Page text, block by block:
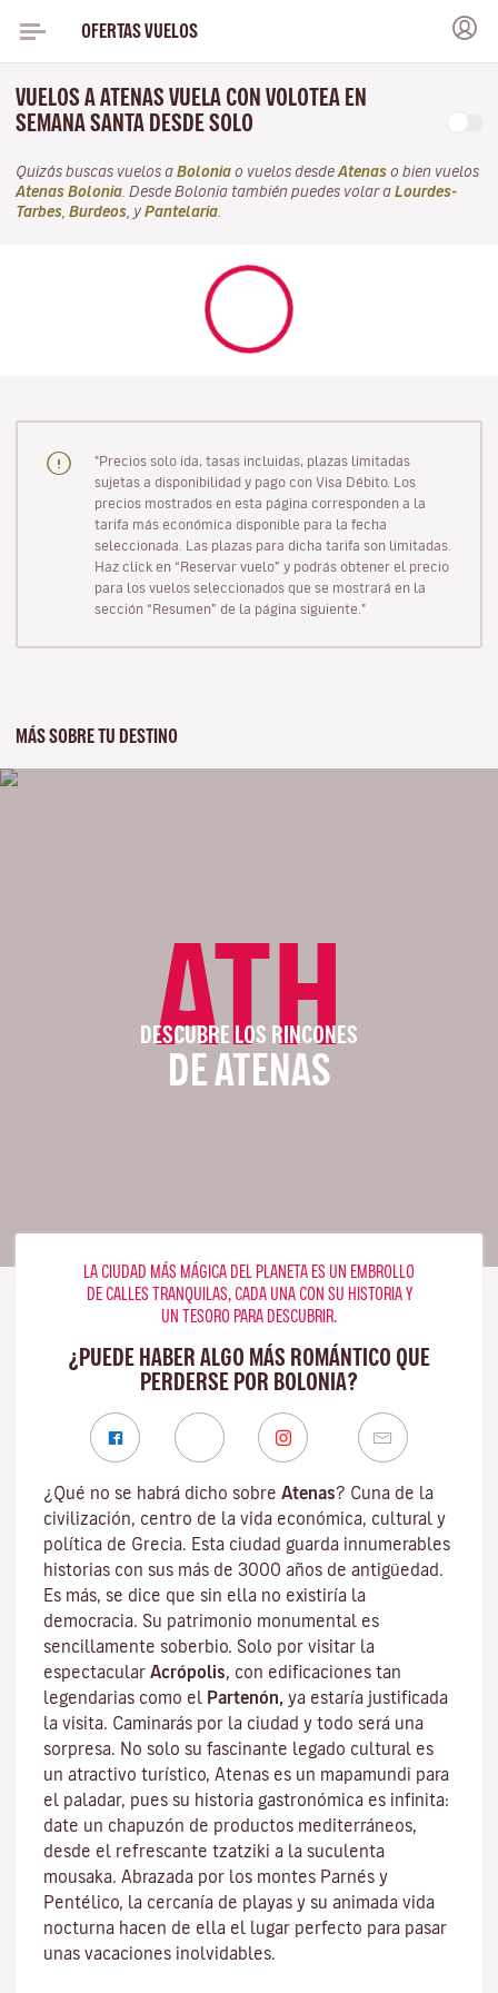
OFERTAS VUELOS
VUELOS A ATENAS VUELA CON VOLOTEA EN
SEMANA SANTA DESDE SOLO
Quizás buscas vuelos a Bolonia o vuelos desde Atenas o bien vuelos
Atenas Bolonia . Desde Bolonia también puedes volar a Lourdes-
Tarbes Burdeos , y Pantelaria
"Precios solo ida, tasas incluidas, plazas limitadas
sujetas a disponibilidad y pago con Visa Débito. Los
precios mostrados en esta página corresponden a la
tarifa más económica disponible para la fecha
seleccionada. Las plazas para dicha tarifa son limitadas.
Haz click en “Reservar vuelo” y podrás obtener el precio
para los vuelos seleccionados que se mostrará en la
sección “Resumen” de la página siguiente."
MÁS SOBRE TU DESTINO
ATH
DESCUBRE LOS RINCONES
DE ATENAS
LA CIUDAD MÁS MÁGICA DEL PLANETA ES UN EMBROLLO
DE CALLES TRANQUILAS, CADA UNA CON SU HISTORIA Y
UN TESORO PARA DESCUBRIR.
¿PUEDE HABER ALGO MÁS ROMÁNTICO QUE
PERDERSE POR BOLONIA?
¿Qué no se habrá dicho sobre Atenas? Cuna de la
civilización, centro de la vida económica, cultural y
política de Grecia. Esta ciudad guarda innumerables
historias con sus más de 3000 años de antigüedad.
Es más, se dice que sin ella no existiría la
democracia. Su patrimonio monumental es
sencillamente soberbio. Solo por visitar la
espectacular Acrópolis, con edificaciones tan
legendarias como el Partenón, ya estaría justificada
la visita. Caminarás por la ciudad y todo será una
sorpresa. No solo su fascinante legado cultural es
un atractivo turístico, Atenas es un mapamundi para
el paladar, pues su historia gastronómica es infinita:
date un chapuzón de productos mediterráneos,
desde el refrescante tzatziki a la suculenta
mousaka. Abrazada por los montes Parnés y
Pentélico, la cercanía de playas y su animada vida
nocturna hacen de ella el lugar perfecto para pasar
unas vacaciones inolvidables.